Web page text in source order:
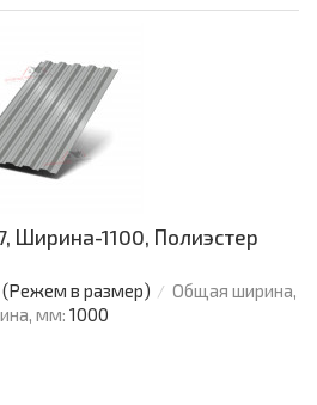
Ширина-1100, Полиэстер
в размер)
Общая ширина,
мм: 1000